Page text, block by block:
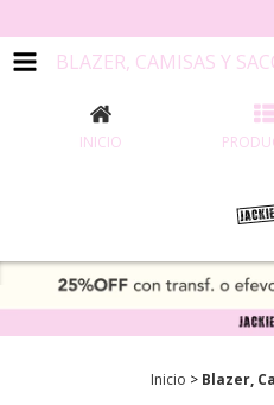
BLAZER, CAMISAS Y
INICIO
Inicio > Blazer,